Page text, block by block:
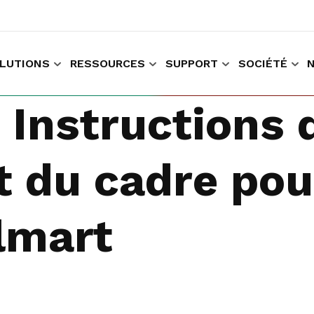
RESSOURCES SUPPORT SOCIÉTÉ
Instructions
du cadre